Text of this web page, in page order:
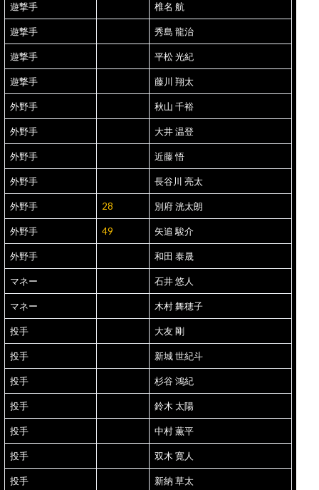
遊撃手 椎名 航
遊撃手 秀島 龍治
遊撃手 平松 光紀
遊撃手 藤川 翔太
外野手 秋山 千裕
外野手 大井 温登
外野手 近藤 悟
外野手 長谷川 亮太
外野手 28 別府 洸太朗
外野手 49 矢追 駿介
外野手 和田 泰晟
マネー 石井 悠人
マネー 木村 舞穂子
投手 大友 剛
投手 新城 世紀斗
投手 杉谷 鴻紀
投手 鈴木 太陽
投手 中村 薫平
投手 双木 寛人
投手 新納 草太